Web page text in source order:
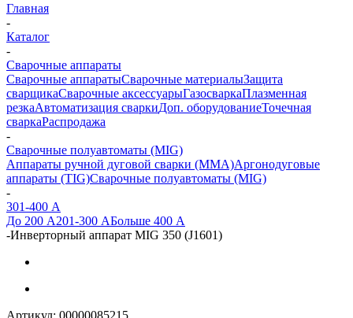
Главная
-
Каталог
-
Сварочные аппараты
Сварочные аппаратыСварочные материалыЗащита
сварщикаСварочные аксессуарыГазосваркаПлазменная
резкаАвтоматизация сваркиДоп. оборудованиеТочечная
сваркаРаспродажа
-
Сварочные полуавтоматы (MIG)
Аппараты ручной дуговой сварки (MMA)Аргонодуговые
аппараты (TIG)Сварочные полуавтоматы (MIG)
-
301-400 А
До 200 А201-300 АБольше 400 А
-Инверторный аппарат MIG 350 (J1601)
Артикул: 00000085215